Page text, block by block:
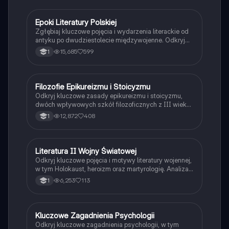
Język polski
Epoki Literatury Polskiej
Zgłębiaj kluczowe pojęcia i wydarzenia literackie od
antyku po dwudziestolecie międzywojenne. Odkryj
wpływ stoicyzmu, romantyzmu, pozytywizmu i innych
epok na polską literaturę. Idealne dla maturzystów
1 15,685 599
Filozofia
Filozofie Epikureizmu i Stoicyzmu
Odkryj kluczowe zasady epikureizmu i stoicyzmu,
dwóch wpływowych szkół filozoficznych z III wieku
p.n.e. Poznaj różnice między przyjemnością
pozytywną a negatywną w epikureizmie oraz ideę
1 12,872 408
Język polski
Literatura II Wojny Światowej
Odkryj kluczowe pojęcia i motywy literatury wojennej,
w tym Holokaust, heroizm oraz martyrologię. Analiza
twórczości Pokolenia Kolumbów, w tym Tadeusza
Borowskiego i Krzysztofa Kamila Baczyńskiego.
1 6,253 113
Filozofia
Kluczowe Zagadnienia Psychologii
Odkryj kluczowe zagadnienia psychologii, w tym